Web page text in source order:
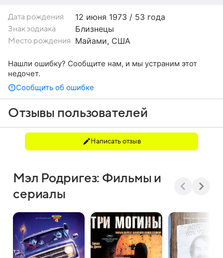
Дата рождения 12 июня 1973 / 53 года
Знак зодиака Близнецы
Место рождения Майами, США
Нашли ошибку? Сообщите нам, и мы устраним этот
недочет.
Сообщить об ошибке
Отзывы пользователей
Написать отзыв
Мэл Родригез: Фильмы и
сериалы